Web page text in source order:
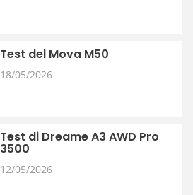
Test del Mova M50
18/05/2026
Test di Dreame A3 AWD Pro
3500
12/05/2026